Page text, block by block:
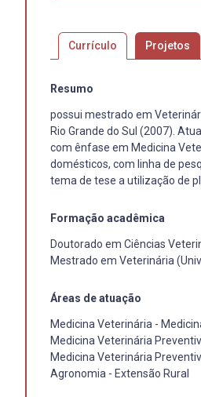
Currículo Projetos
Resumo
possui mestrado em
Rio Grande do Sul (2007).
com ênfase em Medicina
domésticos, com linha de
tema de tese a utilização de
Formação acadêmica
Doutorado em Ciências
Mestrado em Veterinária
Áreas de atuação
Medicina Veterinária -
Medicina Veterinária
Medicina Veterinária
Agronomia - Extensão Rural